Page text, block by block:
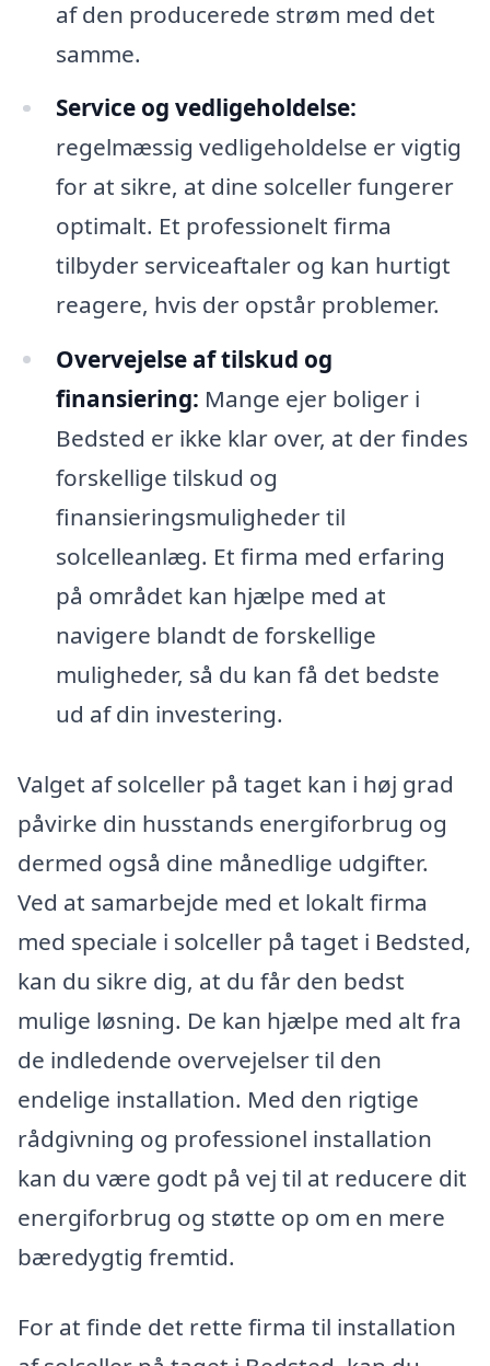
af den producerede strøm med det
samme.
Service og vedligeholdelse:
regelmæssig vedligeholdelse er vigtig
for at sikre, at dine solceller fungerer
optimalt. Et professionelt firma
tilbyder serviceaftaler og kan hurtigt
reagere, hvis der opstår problemer.
Overvejelse af tilskud og
finansiering: Mange ejer boliger i
Bedsted er ikke klar over, at der findes
forskellige tilskud og
finansieringsmuligheder til
solcelleanlæg. Et firma med erfaring
på området kan hjælpe med at
navigere blandt de forskellige
muligheder, så du kan få det bedste
ud af din investering.
Valget af solceller på taget kan i høj grad
påvirke din husstands energiforbrug og
dermed også dine månedlige udgifter.
Ved at samarbejde med et lokalt firma
med speciale i solceller på taget i Bedsted,
kan du sikre dig, at du får den bedst
mulige løsning. De kan hjælpe med alt fra
de indledende overvejelser til den
endelige installation. Med den rigtige
rådgivning og professionel installation
kan du være godt på vej til at reducere dit
energiforbrug og støtte op om en mere
bæredygtig fremtid.
For at finde det rette firma til installation